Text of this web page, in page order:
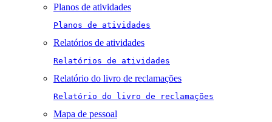
Planos de atividades
Planos de atividades
Relatórios de atividades
Relatórios de atividades
Relatório do livro de reclamações
Relatório do livro de reclamações
Mapa de pessoal